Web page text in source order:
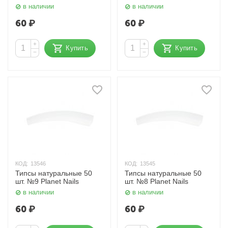
в наличии
60₽
+
−
Купить
в наличии
60₽
+
−
Купить
КОД: 13546
Типсы натуральные 50
шт. №9 Planet Nails
в наличии
60₽
КОД: 13545
Типсы натуральные 50
шт. №8 Planet Nails
в наличии
60₽